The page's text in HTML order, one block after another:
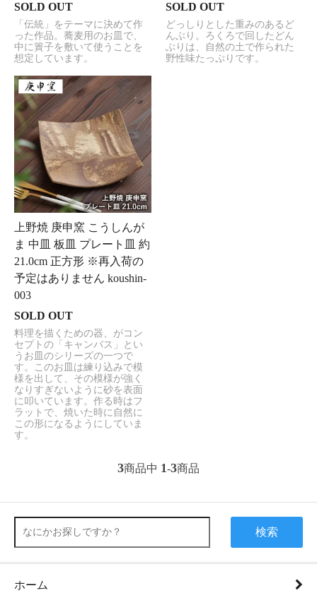
SOLD OUT
「伝統」をテーマに決めて作
った作品。蕎麦用のお皿で、
中に簀子を敷いて使うことを
想定しています。
SOLD OUT
どっしりとした重みのあるど
んぶり。ろくろで回したどん
ぶりは、自然の土で作られた
野性味たっぷりです。
上野焼 庚申窯 こうしんが
ま 中皿 板皿 プレート皿 約
21.0cm 正方形 ※再入荷の
予定はありません koushin-
003
SOLD OUT
料理を描くための器、がコン
セプトの「キャンバス」とい
うお皿のシリーズの一つで
す。このお皿は練り込みで模
様を出して、その模様が強く
なりすぎないように砂を表面
に叩いています。作る時はフ
ラットで、焼いた時に自然に
この形になるようにしていま
す。
3商品中 1-3商品
検索
ホーム